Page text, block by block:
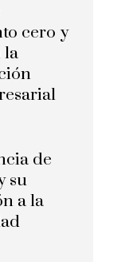
cero y
la
de
su
a la